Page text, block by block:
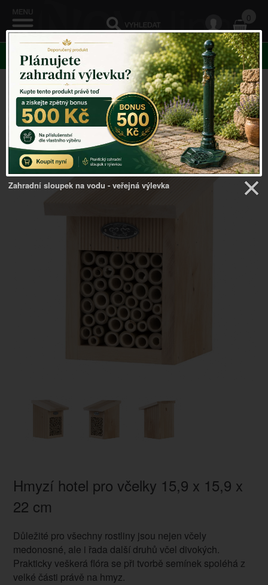
0
KATEGORIE
Venkovský domov ->Hmyzí hotel->Hmyzí hotel pro
včelky 15,9 x 15,9 x 22 cm
Hmyzí hotel pro včelky 15,9 x 15,9 x
22 cm
Důležité pro všechny rostliny jsou nejen včely
medonosné, ale i řada další druhů včel divokých.
Prakticky veškerá flóra se při tvorbě semínek spoléhá z
velké části právě na hmyz.
Zahradní sloupek na vodu - veřejná výlevka